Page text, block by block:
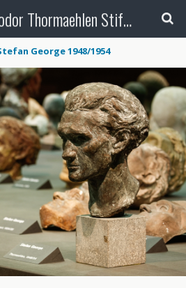
Johannes Theodor Thormaehlen Stiftung
George 1948/1954